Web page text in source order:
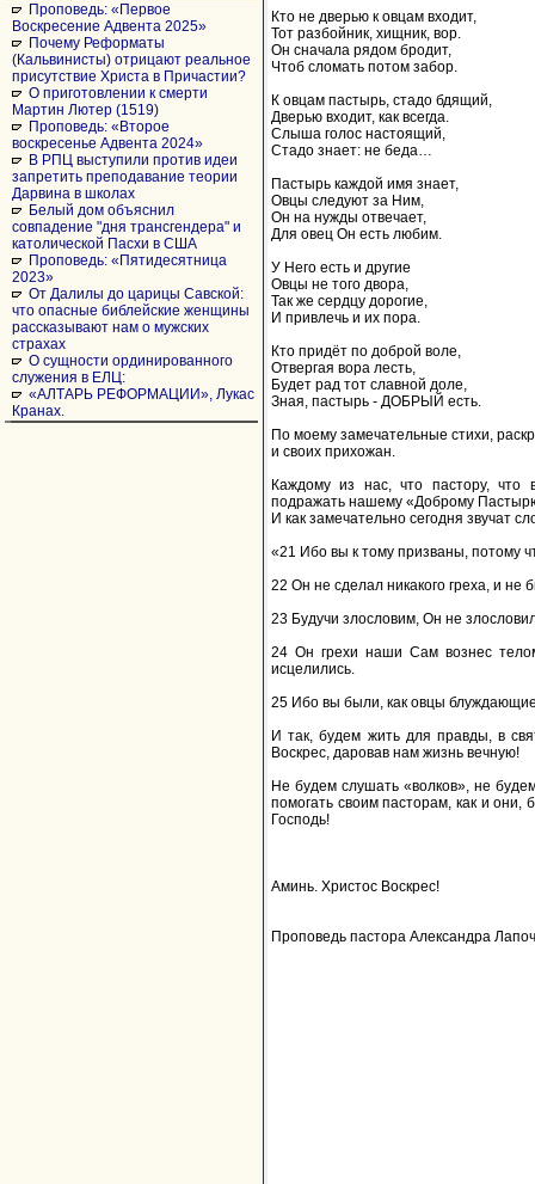
Проповедь: «Первое
Воскресение Адвента 2025»
Почему Реформаты
(Кальвинисты) отрицают реальное
присутствие Христа в Причастии?
О приготовлении к смерти
Мартин Лютер (1519)
Проповедь: «Второе
воскресенье Адвента 2024»
В РПЦ выступили против идеи
запретить преподавание теории
Дарвина в школах
Белый дом объяснил
совпадение "дня трансгендера" и
католической Пасхи в США
Проповедь: «Пятидесятница
2023»
От Далилы до царицы Савской:
что опасные библейские женщины
рассказывают нам о мужских
страхах
О сущности ординированного
служения в ЕЛЦ:
«АЛТАРЬ РЕФОРМАЦИИ», Лукас
Кранах.
Кто не дверью к овцам входит,
Тот разбойник, хищник, вор.
Он сначала рядом бродит,
Чтоб сломать потом забор.
К овцам пастырь, стадо бдящий,
Дверью входит, как всегда.
Слыша голос настоящий,
Стадо знает: не беда…
Пастырь каждой имя знает,
Овцы следуют за Ним,
Он на нужды отвечает,
Для овец Он есть любим.
У Него есть и другие
Овцы не того двора,
Так же сердцу дорогие,
И привлечь и их пора.
Кто придёт по доброй воле,
Отвергая вора лесть,
Будет рад тот славной доле,
Зная, пастырь - ДОБРЫЙ есть.
По моему замечательные стихи,
и своих прихожан.
Каждому из нас, что пастору, что
подражать нашему «Доброму
И как замечательно сегодня звучат
«21 Ибо вы к тому призваны, потому
22 Он не сделал никакого греха, и не
23 Будучи злословим, Он не
24 Он грехи наши Сам вознес
исцелились.
25 Ибо вы были, как овцы
И так, будем жить для правды, в
Воскрес, даровав нам жизнь вечную!
Не будем слушать «волков», не
помогать своим пасторам, как и они,
Господь!
Аминь. Христос Воскрес!
Проповедь пастора Александра